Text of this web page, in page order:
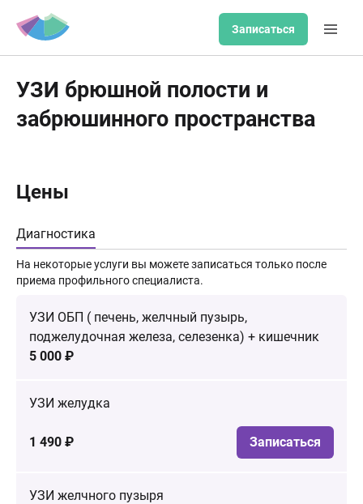
Записаться
УЗИ брюшной полости и
забрюшинного пространства
Цены
Диагностика
На некоторые услуги вы можете записаться только после
приема профильного специалиста.
УЗИ ОБП ( печень, желчный пузырь,
поджелудочная железа, селезенка) + кишечник
5 000 ₽
УЗИ желудка
1 490 ₽ Записаться
УЗИ желчного пузыря